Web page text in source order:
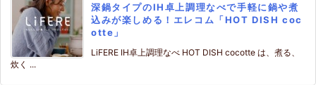
深鍋タイプのIH卓上調理なべで手軽に鍋や煮
込みが楽しめる！エレコム「HOT DISH coc
otte」
LiFERE IH卓上調理なべ HOT DISH cocotte は、煮る、
炊く ...